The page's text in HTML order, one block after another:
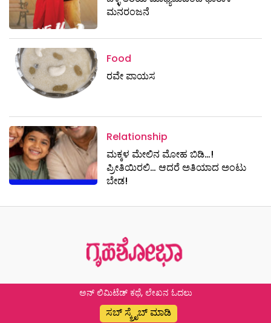
ಮನರಂಜನೆ
Food
ರವೇ ಪಾಯಸ
Relationship
ಮಕ್ಕಳ ಮೇಲಿನ ಮೋಹ ಬಿಡಿ…!
ಪ್ರೀತಿಯಿರಲಿ… ಆದರೆ ಅತಿಯಾದ ಅಂಟು
ಬೇಡ!
ಅನ್ ಲಿಮಿಟೆಡ್ ಕಥೆ, ಲೇಖನ ಓದಲು
ಸಬ್ ಸ್ಕ್ರೈಬ್ ಮಾಡಿ